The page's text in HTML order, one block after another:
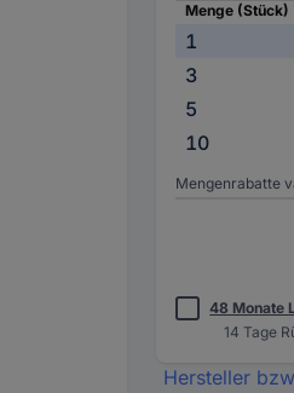
Menge (Stück)
1
3
5
10
Mengenrabatte
48 Monate
14 Tage
Hersteller